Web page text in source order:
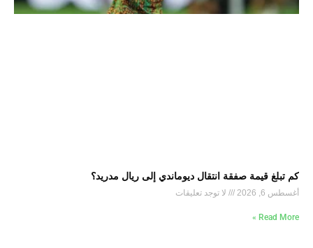
كم تبلغ قيمة صفقة انتقال ديوماندي إلى ريال مدريد؟
أغسطس 6, 2026 لا توجد تعليقات
Read More »